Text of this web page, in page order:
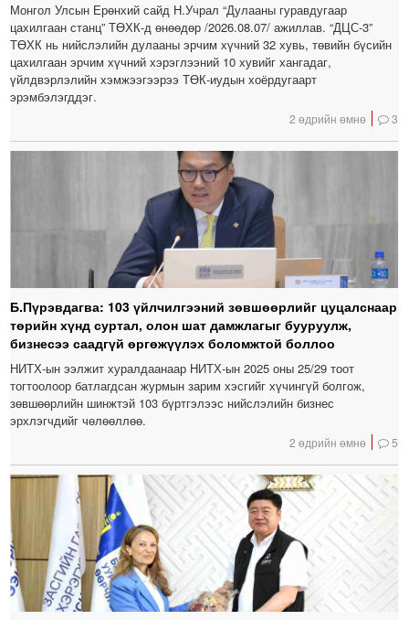
Монгол Улсын Ерөнхий сайд Н.Учрал “Дулааны гуравдугаар
цахилгаан станц” ТӨХК-д өнөөдөр /2026.08.07/ ажиллав. “ДЦС-3”
ТӨХК нь нийслэлийн дулааны эрчим хүчний 32 хувь, төвийн бүсийн
цахилгаан эрчим хүчний хэрэглээний 10 хувийг хангадаг,
үйлдвэрлэлийн хэмжээгээрээ ТӨК-иудын хоёрдугаарт
эрэмбэлэгддэг.
2 өдрийн өмнө 3
Б.Пүрэвдагва: 103 үйлчилгээний зөвшөөрлийг цуцалснаар
төрийн хүнд суртал, олон шат дамжлагыг бууруулж,
бизнесээ саадгүй өргөжүүлэх боломжтой боллоо
НИТХ-ын ээлжит хуралдаанаар НИТХ-ын 2025 оны 25/29 тоот
тогтоолоор батлагдсан журмын зарим хэсгийг хүчингүй болгож,
зөвшөөрлийн шинжтэй 103 бүртгэлээс нийслэлийн бизнес
эрхлэгчдийг чөлөөллөө.
2 өдрийн өмнө 5